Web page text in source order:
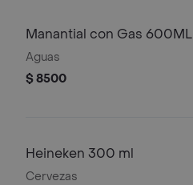
Manantial con Gas 600ML
Aguas
$ 8500
Heineken 300 ml
Cervezas